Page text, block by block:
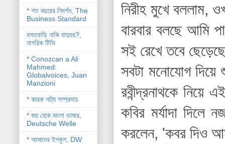
নিরীহ মুখে বললাম,
বারবার বলছে আমি
সই রেখে তবে
সবটা মনোযোগ দিয়ে
রবীন্দ্রনাথকে নিয়ে
কবির মর্যাদা
করলেন, 'কবর দিও
* শত বছরের নিদর্শন, The
Business Standard
বসতবাড়ি নাকি যাদুঘর?,
নাগরিক টিভি
* Conozcan a Ali
Mahmed:
Globalvoices, Juan
Manzioni
* কারক নাট্য সম্প্রদায়
* জয় হোক বাংলা ভাষার,
Deutsche Welle
* আমাদের ইশকুল, DW